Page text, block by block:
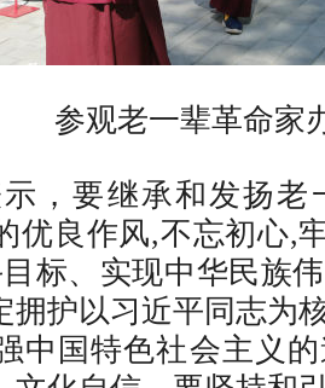
辈革命家办公
，要继承和发扬老
优良作风,不忘初心,
标、实现中华民族
拥护以习近平同志为
中国特色社会主义